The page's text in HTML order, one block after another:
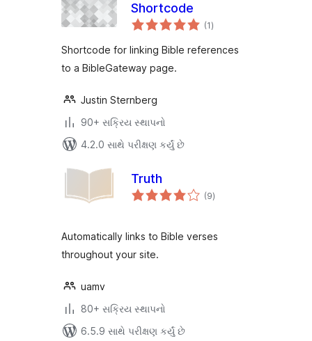
Shortcode
(1કુલ
રેટિંગ્સ
)
Shortcode for linking Bible references
to a BibleGateway page.
Justin Sternberg
90+ સક્રિય સ્થાપનો
4.2.0 સાથે પરીક્ષણ કર્યું છે
Truth
(9કુલ
રેટિંગ્સ
)
Automatically links to Bible verses
throughout your site.
uamv
80+ સક્રિય સ્થાપનો
6.5.9 સાથે પરીક્ષણ કર્યું છે